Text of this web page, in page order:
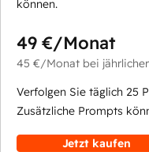
können.
49 €/Monat
45 €/Monat bei
Verfolgen Sie täglich 25
Zusätzliche Prompts
Jetzt kaufen